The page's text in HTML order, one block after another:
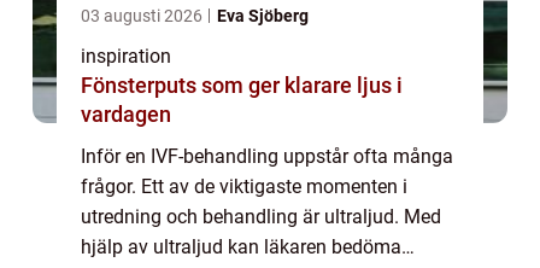
03 augusti 2026 Eva Sjöberg
inspiration
Fönsterputs som ger klarare ljus i
vardagen
Inför en IVF-behandling uppstår ofta många
frågor. Ett av de viktigaste momenten i
utredning och behandling är ultraljud. Med
hjälp av ultraljud kan läkaren bedöma